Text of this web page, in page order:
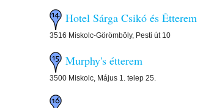
Hotel Sárga Csikó és Étterem
3516 Miskolc-Görömböly, Pesti út 10
Murphy's étterem
3500 Miskolc, Május 1. telep 25.